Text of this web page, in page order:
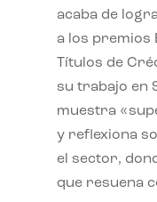
acaba de
a los premios
Títulos de
su trabajo en
muestra
y reflexiona
el sector,
que resuena